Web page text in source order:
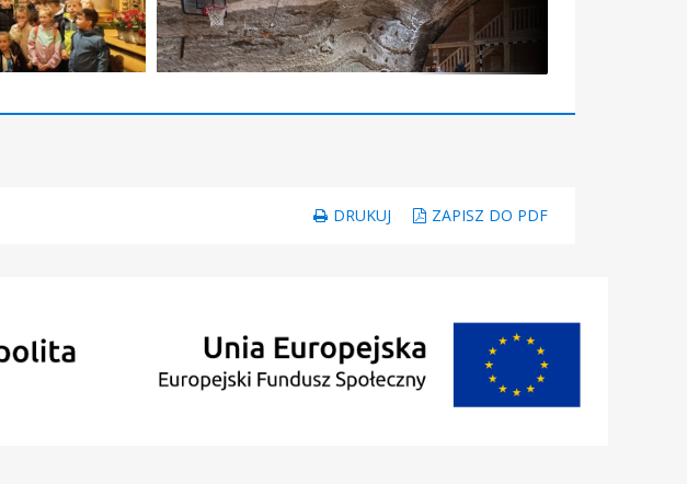
DRUKUJ ZAPISZ DO PDF